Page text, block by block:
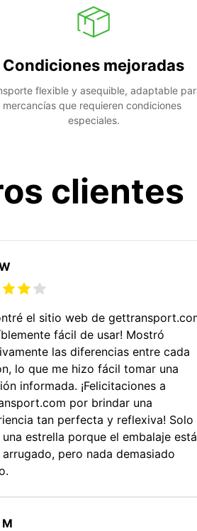
Condiciones mejoradas
flexible y asequible, adaptable
mercancías que requieren condiciones
especiales.
clientes
el sitio web de
fácil de usar! Mostró
las diferencias entre cada
lo que me hizo fácil tomar una
informada. ¡Felicitaciones a
por brindar una
tan perfecta y reflexiva! Solo
estrella porque el embalaje
pero nada demasiado